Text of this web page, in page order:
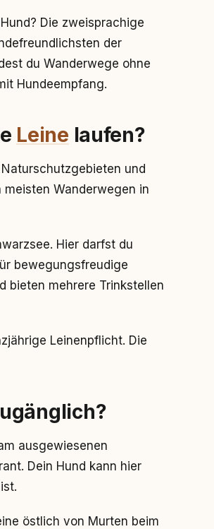
Die zweisprachige
der
du Wanderwege ohne
Hundeempfang.
Leine laufen?
und
meisten Wanderwegen in
Hier darfst du
bewegungsfreudige
bieten mehrere Trinkstellen
Leinenpflicht. Die
ausgewiesenen
Dein Hund kann hier
östlich von Murten beim